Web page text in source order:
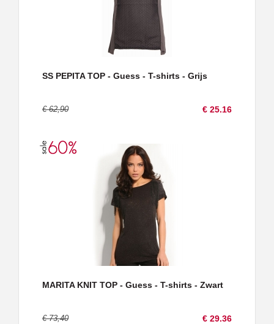
SS PEPITA TOP - Guess - T-shirts - Grijs
€ 62,90 € 25.16
MARITA KNIT TOP - Guess - T-shirts - Zwart
€ 73,40 € 29.36